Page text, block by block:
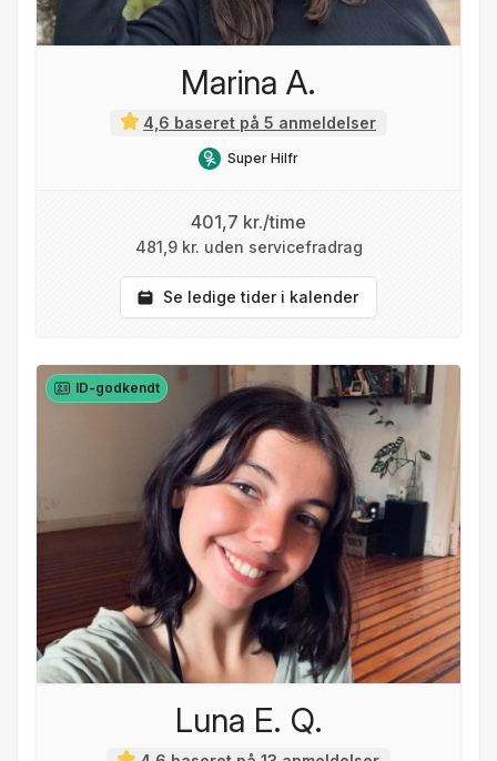
Marina A.
4,6 baseret på 5 anmeldelser
Super Hilfr
401,7 kr./time
481,9 kr. uden servicefradrag
Se ledige tider i kalender
ID-godkendt
Luna E. Q.